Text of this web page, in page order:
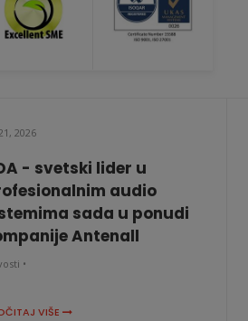
2026
- svetski lider u
audio
sada u ponudi
Antenall
•
VIŠE